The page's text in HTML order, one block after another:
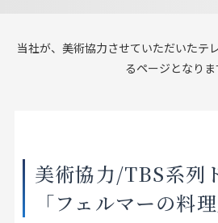
採用情報
店舗をさがす
当社が、美術協力させていただいたテ
るページとなりま
美術協力/TBS系列
「フェルマーの料理